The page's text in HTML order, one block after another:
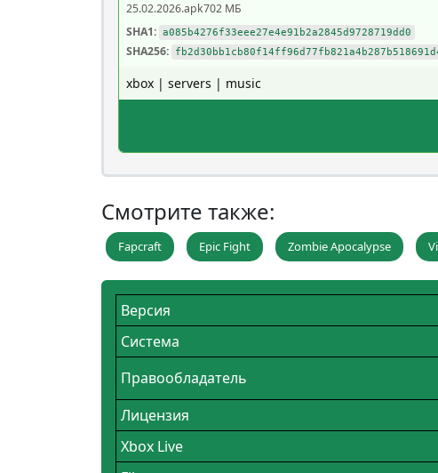
25.02.2026.apk702 МБ
SHA1: a085b4276f33eee27e4e91b2a2845d9728719dd0
SHA256:
xbox | servers | music
Смотрите также:
Fapcraft Epic Fight Zombie Apocalypse
Версия
Система
Правообладатель
Лицензия
Xbox Live